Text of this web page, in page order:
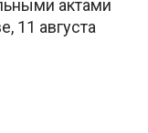
актами
11 августа